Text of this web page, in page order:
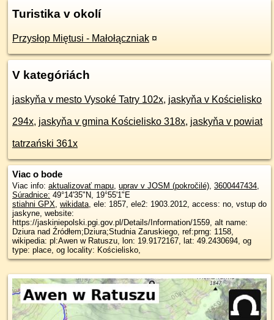
Turistika v okolí
Przysłop Miętusi - Małołączniak ¤
V kategóriách
jaskyňa v mesto Vysoké Tatry 102x, jaskyňa v Kościelisko
294x, jaskyňa v gmina Kościelisko 318x, jaskyňa v powiat
tatrzański 361x
Viac o bode
Viac info: aktualizovať mapu, uprav v JOSM (pokročilé), 3600447434,
Súradnice: 49°14'35"N, 19°55'1"E
stiahni GPX, wikidata, ele: 1857, ele2: 1903.2012, access: no, vstup do
jaskyne, website:
https://jaskiniepolski.pgi.gov.pl/Details/Information/1559, alt name:
Dziura nad Źródłem;Dziura;Studnia Zaruskiego, ref:prng: 1158,
wikipedia: pl:Awen w Ratuszu, lon: 19.9172167, lat: 49.2430694, og
type: place, og locality: Kościelisko,